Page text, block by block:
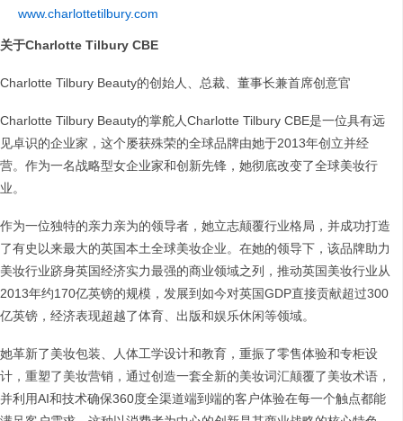
www.charlottetilbury.com
关于Charlotte Tilbury CBE
Charlotte Tilbury Beauty的创始人、总裁、董事长兼首席创意官
Charlotte Tilbury Beauty的掌舵人Charlotte Tilbury CBE是一位具有远
见卓识的企业家，这个屡获殊荣的全球品牌由她于2013年创立并经
营。作为一名战略型女企业家和创新先锋，她彻底改变了全球美妆行
业。
作为一位独特的亲力亲为的领导者，她立志颠覆行业格局，并成功打造
了有史以来最大的英国本土全球美妆企业。在她的领导下，该品牌助力
美妆行业跻身英国经济实力最强的商业领域之列，推动英国美妆行业从
2013年约170亿英镑的规模，发展到如今对英国GDP直接贡献超过300
亿英镑，经济表现超越了体育、出版和娱乐休闲等领域。
她革新了美妆包装、人体工学设计和教育，重振了零售体验和专柜设
计，重塑了美妆营销，通过创造一套全新的美妆词汇颠覆了美妆术语，
并利用AI和技术确保360度全渠道端到端的客户体验在每一个触点都能